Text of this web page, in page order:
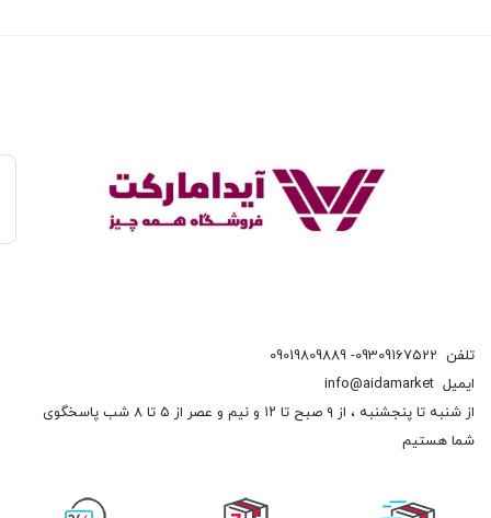
تلفن 09309167522- 09019809889
ایمیل info@aidamarket
از شنبه تا پنجشنبه ، از ۹ صبح تا ۱۲ و نیم و عصر از ۵ تا ۸ شب پاسخگوی
شما هستیم